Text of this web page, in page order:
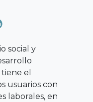
social y
el
usuarios con
laborales, en